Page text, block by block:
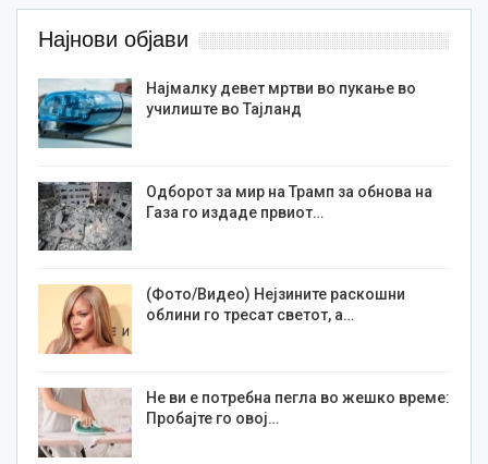
Најнови објави
Најмалку девет мртви во пукање во
училиште во Тајланд
Одборот за мир на Трамп за обнова на
Газа го издаде првиот…
(Фото/Видео) Нејзините раскошни
облини го тресат светот, а…
Не ви е потребна пегла во жешко време:
Пробајте го овој…